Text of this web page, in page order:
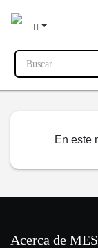
Buscar
En este
Acerca de